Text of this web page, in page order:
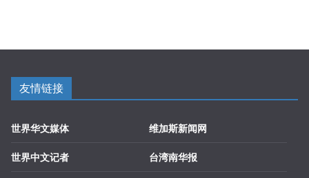
友情链接
世界华文媒体
世界中文记者
维加斯新闻网
台湾南华报